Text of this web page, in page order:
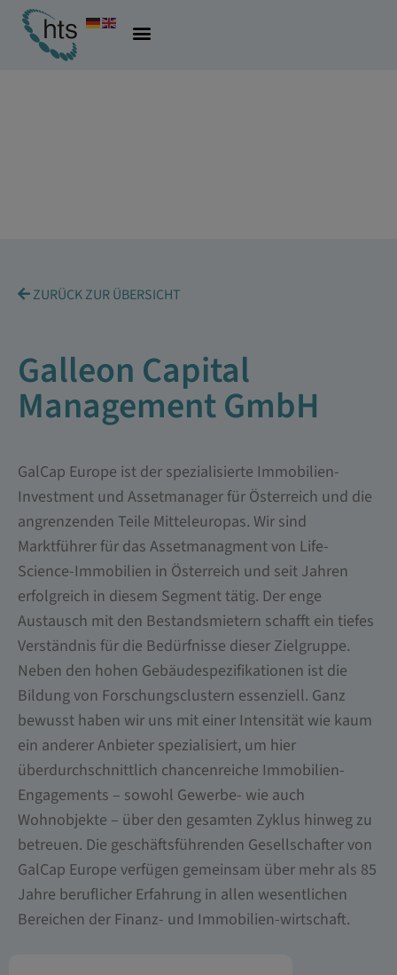
ZURÜCK ZUR ÜBERSICHT
Galleon Capital
Management GmbH
GalCap Europe ist der spezialisierte Immobilien-
Investment und Assetmanager für Österreich und die
angrenzenden Teile Mitteleuropas. Wir sind
Marktführer für das Assetmanagment von Life-
Science-Immobilien in Österreich und seit Jahren
erfolgreich in diesem Segment tätig. Der enge
Austausch mit den Bestandsmietern schafft ein tiefes
Verständnis für die Bedürfnisse dieser Zielgruppe.
Neben den hohen Gebäudespezifikationen ist die
Bildung von Forschungsclustern essenziell. Ganz
bewusst haben wir uns mit einer Intensität wie kaum
ein anderer Anbieter spezialisiert, um hier
überdurchschnittlich chancenreiche Immobilien-
Engagements – sowohl Gewerbe- wie auch
Wohnobjekte – über den gesamten Zyklus hinweg zu
betreuen. Die geschäftsführenden Gesellschafter von
GalCap Europe verfügen gemeinsam über mehr als 85
Jahre beruflicher Erfahrung in allen wesentlichen
Bereichen der Finanz- und Immobilien-wirtschaft.